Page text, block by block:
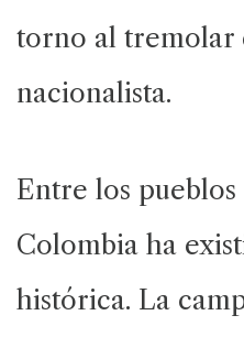
torno al tremolar
nacionalista.
Entre los pueblos
Colombia ha
histórica. La